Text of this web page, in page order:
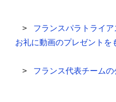
フランスパラトライ
お礼に動画のプレゼントを
フランス代表チーム